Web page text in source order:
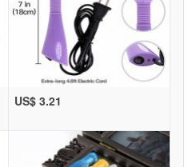
US$ 3.21